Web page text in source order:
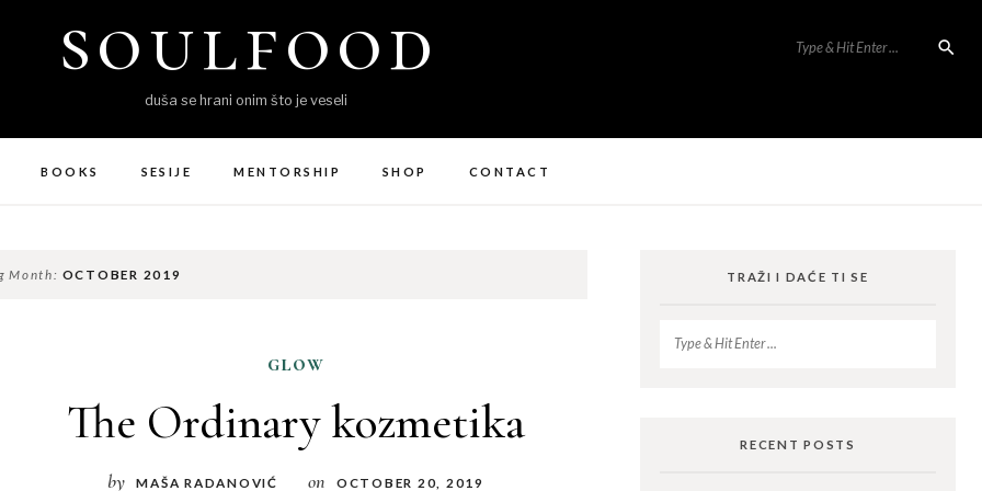
soulfood
duša se hrani onim što je veseli
BOOKS SESIJE MENTORSHIP SHOP CONTACT
Month: OCTOBER 2019
glow
The Ordinary kozmetika
by MAŠA RADANOVIĆ on OCTOBER 20, 2019
TRAŽI I DAĆE TI SE
RECENT POSTS